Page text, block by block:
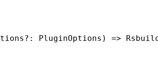
PluginOptions) =>